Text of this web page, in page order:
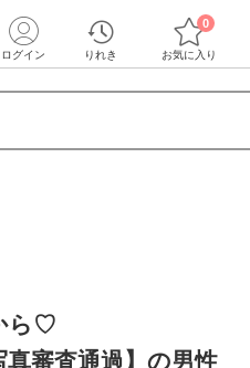
ログイン りれき お気に入り
0
ら♡
審査通過】の男性